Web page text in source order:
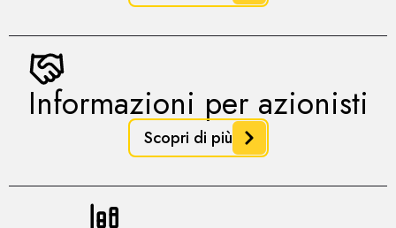
Informazioni per azionisti
Scopri di più